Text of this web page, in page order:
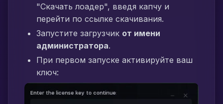
"Скачать лоадер", введя капчу и
перейти по ссылке скачивания.
Запустите загрузчик от имени
администратора.
При первом запуске активируйте ваш
ключ: